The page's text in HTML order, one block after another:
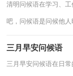
清明问候语在学习、
吧，问候语是问候他
三月早安问候语
三月早安问候语在日